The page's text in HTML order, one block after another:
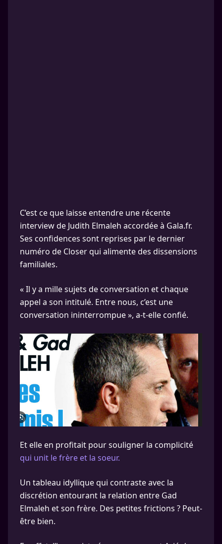
C’est ce que laisse entendre une récente
interview de Judith Elmaleh accordée à Gala.fr.
Ses confidences sont reprises par le dernier
numéro de Closer qui alimente des dissensions
familiales.
« Il y a mille sujets de conversation et chaque
appel a son intitulé. Entre nous, c’est une
conversation ininterrompue », a-t-elle confié.
Et elle en profitait pour souligner la complicité
qui unit le frère et la soeur.
Un tableau idyllique qui contraste avec la
discrétion entourant la relation entre Gad
Elmaleh et son frère. Des petites frictions ? Peut-
être bien.